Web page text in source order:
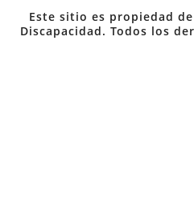
Este sitio es propiedad
Discapacidad. Todos los